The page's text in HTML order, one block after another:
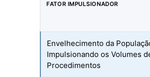
FATOR IMPULSIONADOR
Envelhecimento da
Impulsionando os Volumes
Procedimentos